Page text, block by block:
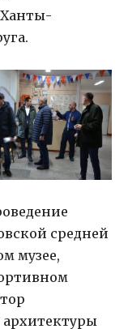
Ханты-
средней
музее,
архитектуры